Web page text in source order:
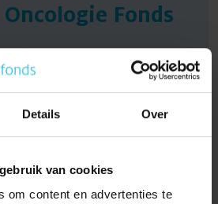
Details Over
van cookies
om content en advertenties te
Fonds
Of ben je op zoek naar meer
contact met ons op, we helpen
je graag!